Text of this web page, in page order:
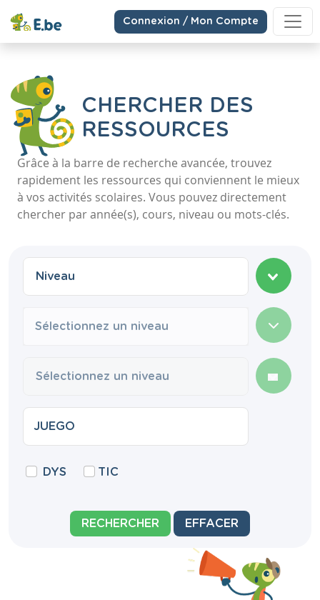
Connexion / Mon Compte
CHERCHER DES
RESSOURCES
Grâce à la barre de recherche avancée, trouvez
rapidement les ressources qui conviennent le mieux
à vos activités scolaires. Vous pouvez directement
chercher par année(s), cours, niveau ou mots-clés.
Sélectionnez un niveau
DYS TIC
RECHERCHER EFFACER